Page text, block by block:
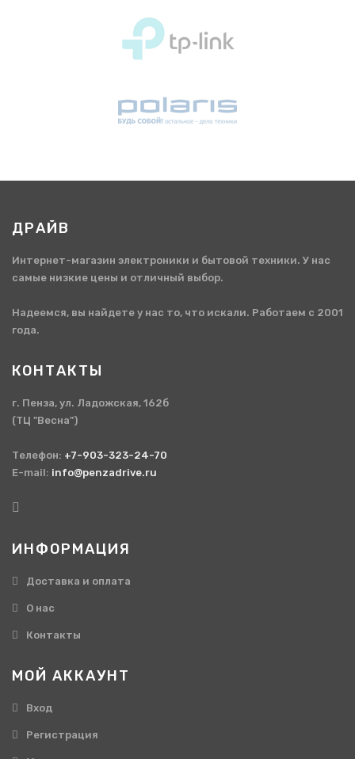
ДРАЙВ
Интернет-магазин электроники и бытовой техники. У нас
самые низкие цены и отличный выбор.
Надеемся, вы найдете у нас то, что искали. Работаем с 2001
года.
КОНТАКТЫ
г. Пенза, ул. Ладожская, 162б
(ТЦ "Весна")
Телефон: +7-903-323-24-70
E-mail: info@penzadrive.ru
ИНФОРМАЦИЯ
Доставка и оплата
О нас
Контакты
МОЙ АККАУНТ
Вход
Регистрация